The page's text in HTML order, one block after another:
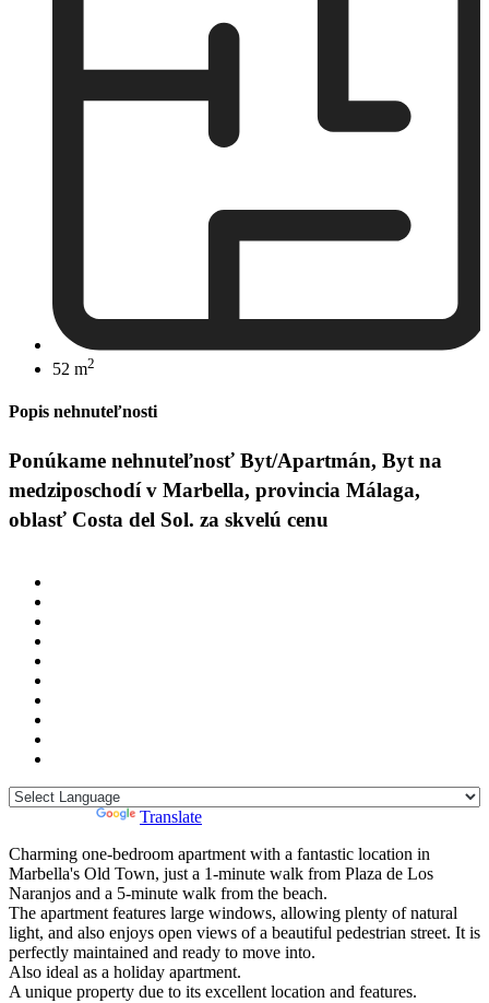
52 m2
Popis nehnuteľnosti
Ponúkame nehnuteľnosť Byt/Apartmán, Byt na
medziposchodí v Marbella, provincia Málaga,
oblasť Costa del Sol. za skvelú cenu
Translate
Charming one-bedroom apartment with a fantastic location in
Marbella's Old Town, just a 1-minute walk from Plaza de Los
Naranjos and a 5-minute walk from the beach.
The apartment features large windows, allowing plenty of natural
light, and also enjoys open views of a beautiful pedestrian street. It is
perfectly maintained and ready to move into.
Also ideal as a holiday apartment.
A unique property due to its excellent location and features.